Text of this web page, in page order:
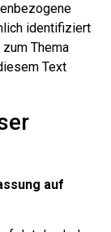
identifiziert
Thema
Text
auf